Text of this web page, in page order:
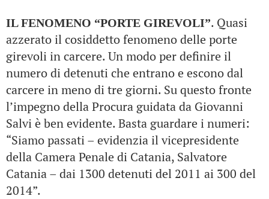
IL FENOMENO “PORTE GIREVOLI”. Quasi
azzerato il cosiddetto fenomeno delle porte
girevoli in carcere. Un modo per definire il
numero di detenuti che entrano e escono dal
carcere in meno di tre giorni. Su questo fronte
l’impegno della Procura guidata da Giovanni
Salvi è ben evidente. Basta guardare i numeri:
“Siamo passati – evidenzia il vicepresidente
della Camera Penale di Catania, Salvatore
Catania – dai 1300 detenuti del 2011 ai 300 del
2014”.